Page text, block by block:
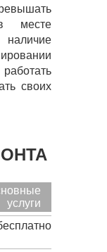
месте
своих
услуги